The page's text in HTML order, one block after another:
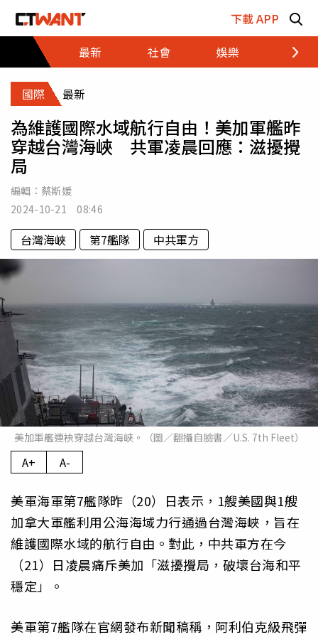
下載 APP
最新
社會 娛樂 財經
國際 最新
為維護國際水域航行自由！美加軍艦昨
穿越台灣海峽 共軍凌晨回應：滋擾攪
局
編輯： 蔡斯媛
2024-10-21 08:46
台灣海峽 第7艦隊 中共軍方
美加軍艦連袂穿越台灣海峽。（圖／翻攝自臉書／U.S. 7th Fleet）
A+ A-
美軍海軍第7艦隊昨（20）日表示，1艘美國與1艘
加拿大軍艦利用公海海域力行通過台灣海峽，旨在
維護國際水域的航行自由。對此，中共軍方在今
（21）日凌晨痛斥美加「滋擾攪局，破壞台海和平
穩定」。
美軍第7艦隊在官網發布新聞稿稱，阿利伯克級飛彈